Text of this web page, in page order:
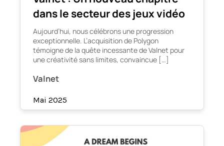
dans le secteur des jeux vidéo
Aujourd’hui, nous célébrons une progression
exceptionnelle. L’acquisition de Polygon
témoigne de la quête incessante de Valnet pour
une créativité sans limites, convaincue […]
Valnet
Mai 2025